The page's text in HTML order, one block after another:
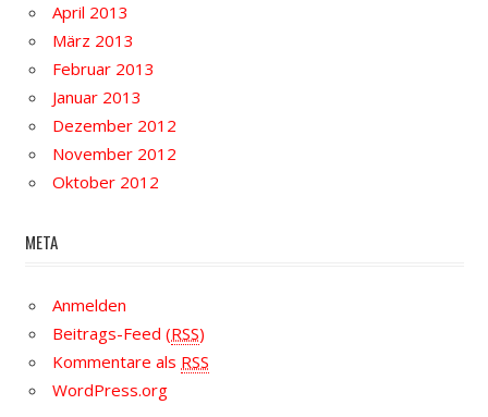
April 2013
März 2013
Februar 2013
Januar 2013
Dezember 2012
November 2012
Oktober 2012
META
Anmelden
Beitrags-Feed (RSS)
Kommentare als RSS
WordPress.org